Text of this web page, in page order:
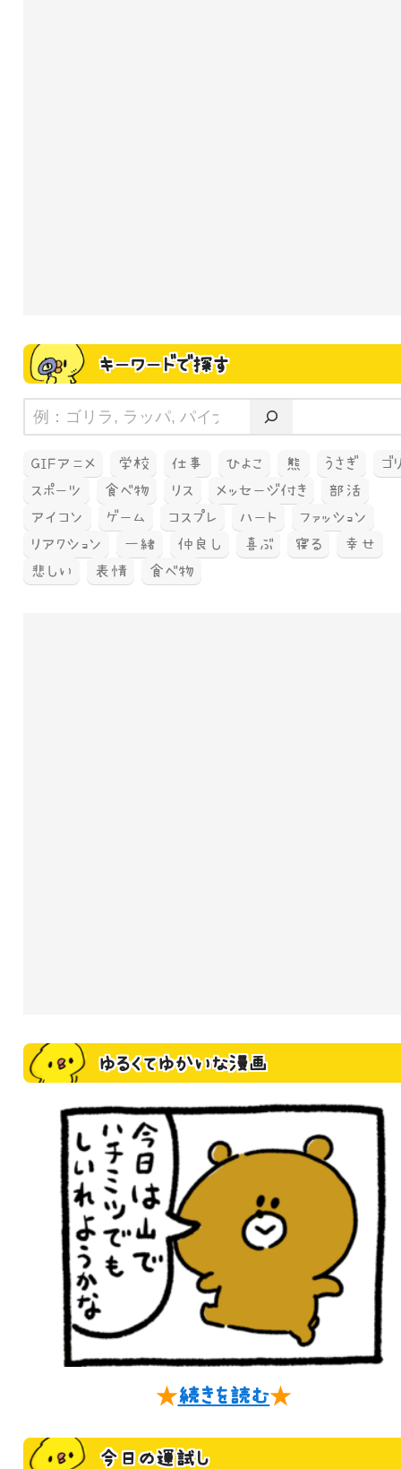
キーワードで探す
GIFアニメ 学校 仕事 ひよこ 熊 うさぎ
ゴ
スポーツ
食べ物 リス メッセージ付き
部活
アイコン
ゲーム コスプレ ハート
ファッション
リアクション
一緒 仲良し 喜ぶ 寝る
幸せ
悲しい
表情 食べ物
ゆるくてゆかいな漫画
★続きを読む★
今日の運試し